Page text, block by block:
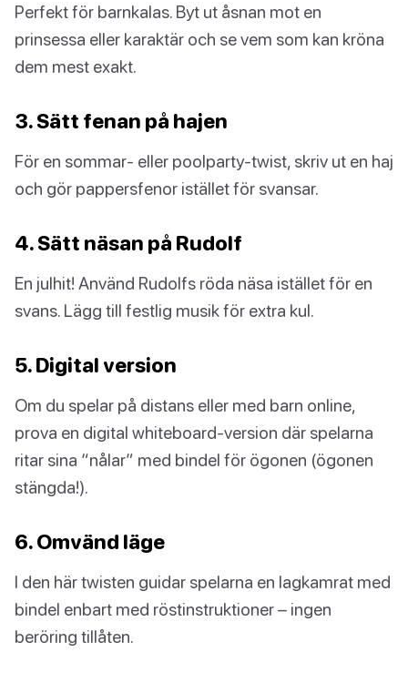
Perfekt för barnkalas. Byt ut åsnan mot en
prinsessa eller karaktär och se vem som kan kröna
dem mest exakt.
3. Sätt fenan på hajen
För en sommar- eller poolparty-twist, skriv ut en haj
och gör pappersfenor istället för svansar.
4. Sätt näsan på Rudolf
En julhit! Använd Rudolfs röda näsa istället för en
svans. Lägg till festlig musik för extra kul.
5. Digital version
Om du spelar på distans eller med barn online,
prova en digital whiteboard-version där spelarna
ritar sina “nålar” med bindel för ögonen (ögonen
stängda!).
6. Omvänd läge
I den här twisten guidar spelarna en lagkamrat med
bindel enbart med röstinstruktioner – ingen
beröring tillåten.